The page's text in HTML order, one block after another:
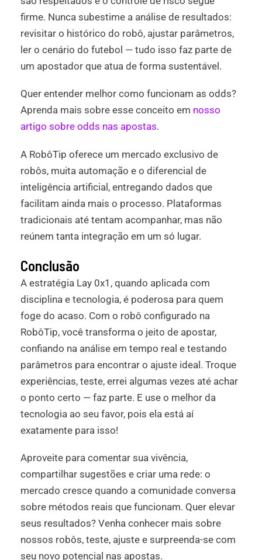
firme. Nunca subestime a análise de resultados:
revisitar o histórico do robô, ajustar parâmetros,
ler o cenário do futebol — tudo isso faz parte de
um apostador que atua de forma sustentável.
Quer entender melhor como funcionam as odds?
Aprenda mais sobre esse conceito em nosso
artigo sobre odds nas apostas.
A RobôTip oferece um mercado exclusivo de
robôs, muita automação e o diferencial de
inteligência artificial, entregando dados que
facilitam ainda mais o processo. Plataformas
tradicionais até tentam acompanhar, mas não
reúnem tanta integração em um só lugar.
Conclusão
A estratégia Lay 0x1, quando aplicada com
disciplina e tecnologia, é poderosa para quem
foge do acaso. Com o robô configurado na
RobôTip, você transforma o jeito de apostar,
confiando na análise em tempo real e testando
parâmetros para encontrar o ajuste ideal. Troque
experiências, teste, errei algumas vezes até achar
o ponto certo — faz parte. E use o melhor da
tecnologia ao seu favor, pois ela está aí
exatamente para isso!
Aproveite para comentar sua vivência,
compartilhar sugestões e criar uma rede: o
mercado cresce quando a comunidade conversa
sobre métodos reais que funcionam. Quer elevar
seus resultados? Venha conhecer mais sobre
nossos robôs, teste, ajuste e surpreenda-se com
seu novo potencial nas apostas.